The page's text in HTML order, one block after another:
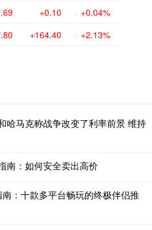
+0.10 +0.04%
+164.40 +2.13%
哈马克称战争改变了利率前景 维持
南：如何安全卖出高价
：十款多平台畅玩的终极伴侣推